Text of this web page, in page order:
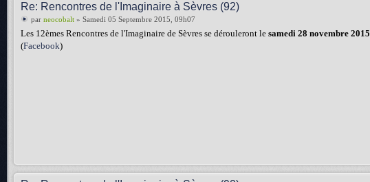
Re: Rencontres de l'Imaginaire à Sèvres (92)
par neocobalt » Samedi 05 Septembre 2015, 09h07
Les 12èmes Rencontres de l'Imaginaire de Sèvres se dérouleront le samedi 28 novembre 2015
(Facebook)